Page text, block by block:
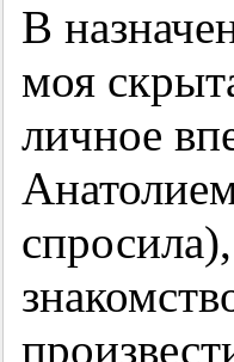
В
моя
личное